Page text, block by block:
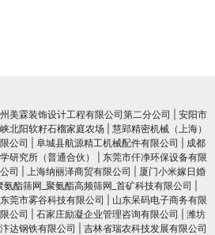
美霖装饰设计工程有限公司第二分公司
安阳市
北阳软籽石榴家庭农场
慧郢精密机械（上海）
公司 阜城县航源精工机械配件有限公司
成都
研究所（普通合伙）
东莞市仟净环保设备有限
司 上海纳丽泽商贸有限公司
厦门小米嫁日婚
氨酯筛网_聚氨酯高频筛网_首矿科技有限公司
东莞市雾谷科技有限公司
山东呆码电子商务有限
公司 石家庄励凝企业管理咨询有限公司
潍坊
达钢铁有限公司
吉林省瑞农科技发展有限公司